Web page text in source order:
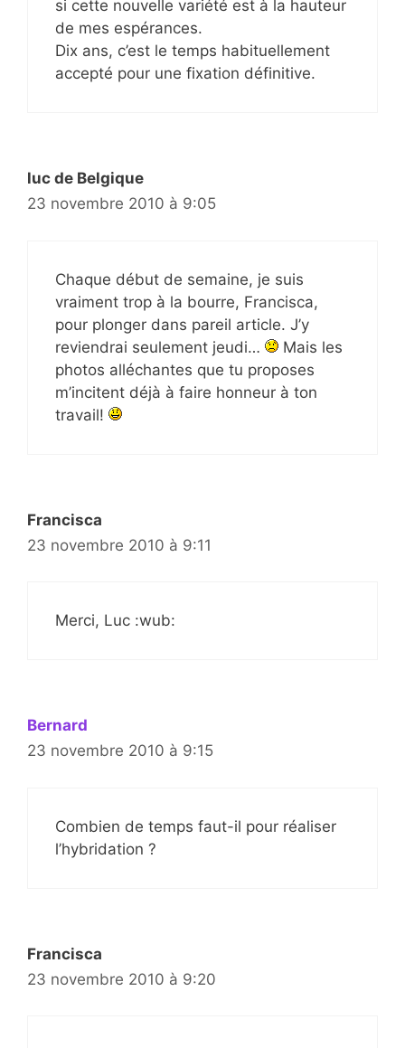
si cette nouvelle variété est à la hauteur
de mes espérances.
Dix ans, c’est le temps habituellement
accepté pour une fixation définitive.
luc de Belgique
23 novembre 2010 à 9:05
Chaque début de semaine, je suis
vraiment trop à la bourre, Francisca,
pour plonger dans pareil article. J’y
reviendrai seulement jeudi…
Mais les
photos alléchantes que tu proposes
m’incitent déjà à faire honneur à ton
travail!
Francisca
23 novembre 2010 à 9:11
Merci, Luc :wub:
Bernard
23 novembre 2010 à 9:15
Combien de temps faut-il pour réaliser
l’hybridation ?
Francisca
23 novembre 2010 à 9:20